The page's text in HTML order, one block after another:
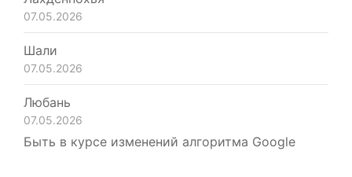
07.05.2026
Шали
07.05.2026
Любань
07.05.2026
Быть в курсе изменений алгоритма Google